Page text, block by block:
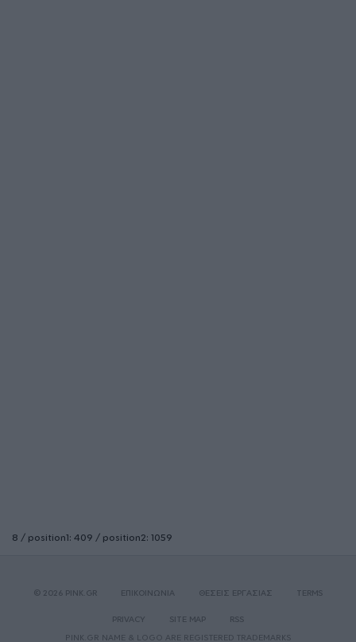
8 / position1: 409 / position2: 1059
© 2026 PINK.GR ΕΠΙΚΟΙΝΩΝΙΑ ΘΕΣΕΙΣ ΕΡΓΑΣΙΑΣ TERMS
PRIVACY SITE MAP
RSS
PINK.GR NAME & LOGO ARE REGISTERED TRADEMARKS